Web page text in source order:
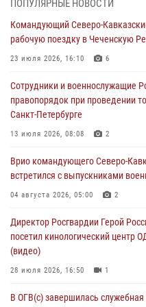
07 августа 2026, 11:33
Рэпер ST посетил раненых
07 августа 2026, 11:18
Патриотическая акция
Воронеже
В Ставрополе офицеры
конференции по вопросам в
ПОПУЛЯРНЫЕ НОВОСТИ
Командующий Северо-
рабочую поездку в Чеченскую
23 июля 2026, 16:10 6
Сотрудники и военнослужащие
правопорядок при проведении
Санкт-Петербурге
13 июля 2026, 08:08 2
Врио командующего Северо-
встретился с выпускниками
04 августа 2026, 05:00 2
Директор Росгвардии Герой
посетил кинологический центр
(видео)
28 июля 2026, 16:50 1
В ОГВ(с) завершилась